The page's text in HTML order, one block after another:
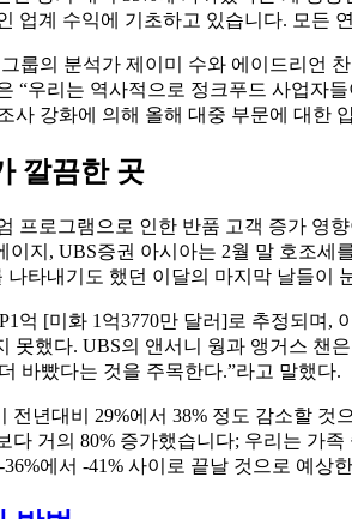
업계 수익에 기초하고 있습니다. 모든
룹의 분석가 제이미 수와 에이드리언
“우리는 역사적으로 정크푸드 사업자
사 강화에 의해 올해 대중 부문에 대한
깔끔한 곳
프로그램으로 인한 반품 고객 증가 영
지, UBS증권 아시아는 2월 말 호조
나타내기도 했던 이달의 마지막 날들이
억 [미화 1억3770만 달러]로 추정되
못했다. UBS의 앤서니 웡과 앵거스 챈
바빴다는 것을 주목한다.”라고 말했다.
전년대비 29%에서 38% 정도 감소할
다 거의 80% 증가했습니다; 우리는 가
에서 -41% 사이로 끝날 것으로 예상